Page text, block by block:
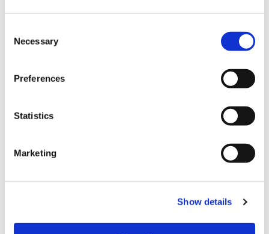
Necessary
Preferences
Statistics
Marketing
Show details
2017年迎來了開園100周年的井之頭恩賜公園。作為讚美這一
百年而誕生的就是藝術市場。紀念100年的官方吉祥物的百歲君
(右)也到場使市場活動的氣氛更為熱鬧(左是東京都西部公園綠
讓我們趕快來看一下井之頭公園的人與人之間的交流從無間斷的
文化特色深深紮根的藝術市場吧！